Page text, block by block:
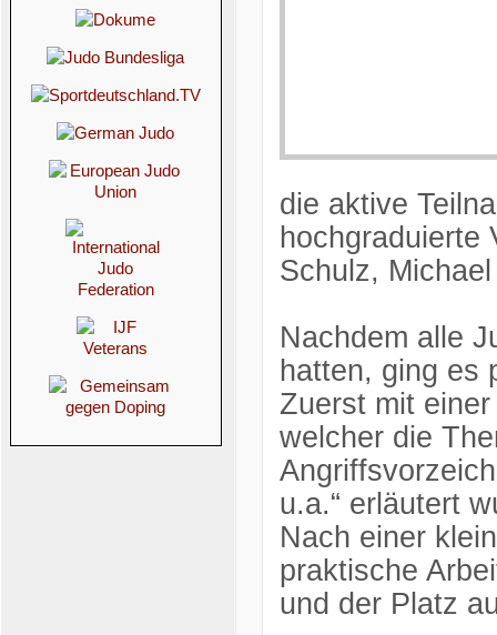
die aktive
hochgraduierte
Schulz,
Nachdem alle
hatten, ging es
Zuerst mit
welcher die
u.a.“ erläutert
Nach einer
praktische
und der Platz